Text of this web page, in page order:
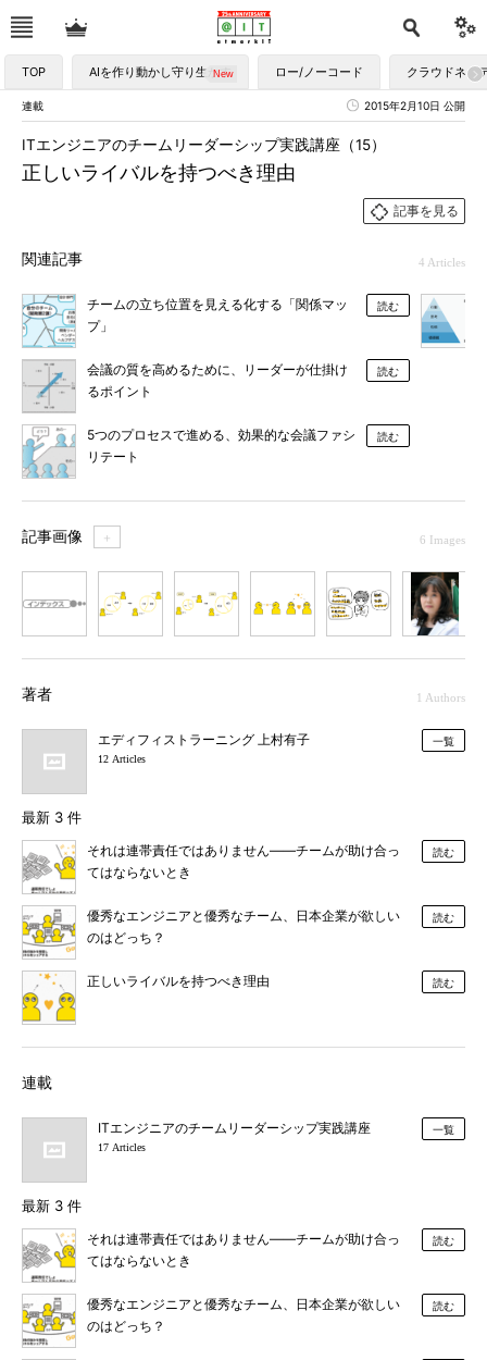
TOP AIを作り動かし守り生かす ロー/ノーコード クラウドネイ
連載 2015年2月10日 公開
正しいライバルを持つべき理由
ITエンジニアのチームリーダーシップ実践講座（15）
記事を見る
関連記事 4 Articles
チームの立ち位置を見える化する「関係マッ
プ」
読む
会議の質を高めるために、リーダーが仕掛け
るポイント
読む
5つのプロセスで進める、効果的な会議ファシ
リテート
読む
記事画像 ＋ 6 Images
著者 1 Authors
エディフィストラーニング 上村有子
12 Articles
一覧
最新 3 件
それは連帯責任ではありません――チームが助け合っ
てはならないとき
読む
優秀なエンジニアと優秀なチーム、日本企業が欲しい
のはどっち？
読む
正しいライバルを持つべき理由 読む
連載
ITエンジニアのチームリーダーシップ実践講座
17 Articles
一覧
最新 3 件
それは連帯責任ではありません――チームが助け合っ
てはならないとき
読む
優秀なエンジニアと優秀なチーム、日本企業が欲しい
のはどっち？
読む